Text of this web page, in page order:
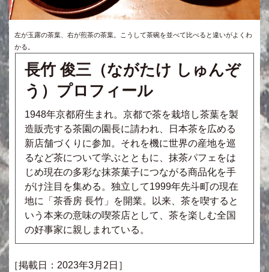
左が玉露の茶葉、右が煎茶の茶葉。こうして茶碗を並べて比べると違いがよくわ
かる。
長竹 俊三（ながたけ しゅんぞ
う）プロフィール
1948年京都府生まれ。京都で茶を栽培し茶葉を製
造販売する茶園の園長に請われ、日本茶を広める
新店舗づくりに参加。それを機に世界の産地を巡
るなど茶について学ぶとともに、抹茶パフェをは
じめ現在の多彩な抹茶菓子につながる商品化を手
がけ注目を集める。独立して1999年先斗町の現在
地に「茶香房 長竹」を開業。以来、茶を喫すると
いう本来の意味の喫茶店として、茶を楽しむ全国
の好事家に親しまれている。
［掲載日：2023年3月2日］